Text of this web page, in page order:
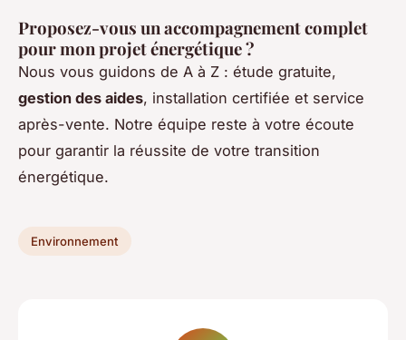
Proposez-vous un accompagnement complet
pour mon projet énergétique ?
Nous vous guidons de A à Z : étude gratuite,
gestion des aides, installation certifiée et service
après-vente. Notre équipe reste à votre écoute
pour garantir la réussite de votre transition
énergétique.
Environnement